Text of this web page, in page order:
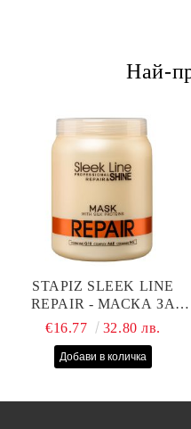
Най-
STAPIZ SLEEK LINE
REPAIR - МАСКА ЗА
СУХИ, ИЗТОЩЕНИ И
КОПРИНЕНИ
€16.77 32.80 лв.